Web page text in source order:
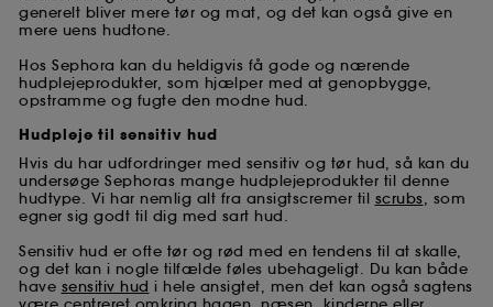
generelt bliver mere tør og mat, og det kan også give en
mere uens hudtone.
Hos Sephora kan du heldigvis få gode og nærende
hudplejeprodukter, som hjælper med at genopbygge,
opstramme og fugte den modne hud.
Hudpleje til sensitiv hud
Hvis du har udfordringer med sensitiv og tør hud, så kan du
undersøge Sephoras mange hudplejeprodukter til denne
hudtype. Vi har nemlig alt fra ansigtscremer til scrubs, som
egner sig godt til dig med sart hud.
Sensitiv hud er ofte tør og rød med en tendens til at skalle,
og det kan i nogle tilfælde føles ubehageligt. Du kan både
have sensitiv hud i hele ansigtet, men det kan også sagtens